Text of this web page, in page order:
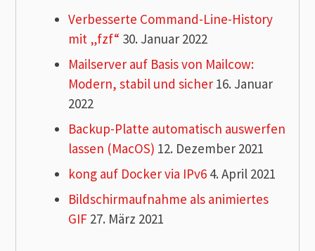
Verbesserte Command-Line-History
mit „fzf“ 30. Januar 2022
Mailserver auf Basis von Mailcow:
Modern, stabil und sicher 16. Januar
2022
Backup-Platte automatisch auswerfen
lassen (MacOS) 12. Dezember 2021
kong auf Docker via IPv6 4. April 2021
Bildschirmaufnahme als animiertes
GIF 27. März 2021